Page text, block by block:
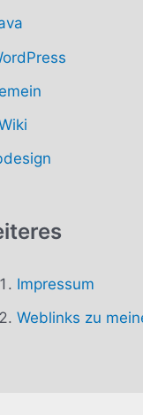
Impressum
Weblinks zu